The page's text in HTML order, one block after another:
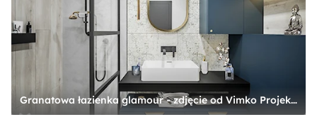
Granatowa łazienka glamour - zdjęcie od Vimko Projektowanie Wnętrz